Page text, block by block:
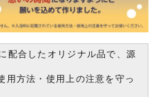
配合したオリジナル品で、源
方法・使用上の注意を守っ